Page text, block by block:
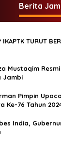
Berita
IKAPTK TURUT
Mustaqim
Jambi
Pimpin
Ke-76 Tahun
India,